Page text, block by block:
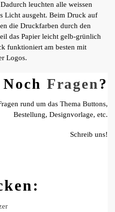
leuchten alle weissen
Licht ausgeht. Beim Druck auf
die Druckfarben durch den
das Papier leicht gelb-grünlich
funktioniert am besten mit
Logos.
Noch Fragen?
rund um das Thema Buttons,
Bestellung, Designvorlage, etc.
Schreib uns!